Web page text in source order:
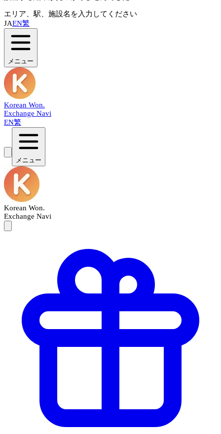
エリア、駅、施設名を入力してください
JAEN繁
メニュー
Korean Won.
Exchange Navi
EN繁
メニュー
Korean Won.
Exchange Navi